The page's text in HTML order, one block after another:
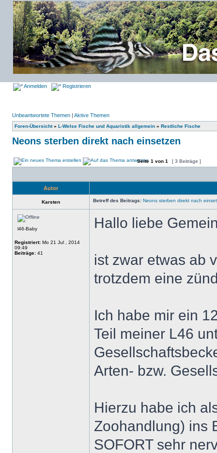
Anmelden Registrieren
Unbeantwortete Themen | Aktive Themen
Foren-Übersicht» L-Welse Fische und Aquaristik allgemein » Restliche Fische
Neons sterben direkt nach einsetzen
Seite 1 von 1 [ 3 Beiträge ]
Autor
Karsten Betreff des Beitrags: Neons sterben direkt nach
l46-Baby
Registriert: Mo 21 Jul , 2014
09:49
Beiträge: 41
Hallo liebe
ist zwar etwas ab
trotzdem eine
Ich habe mir ein
Teil meiner L46
Arten- bzw.
Hierzu habe ich
Zoohandlung) ins
SOFORT sehr